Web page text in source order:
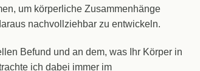
um körperliche Zusammenhänge
nachvollziehbar zu entwickeln.
Befund und an dem, was Ihr Körper in
ich dabei immer im